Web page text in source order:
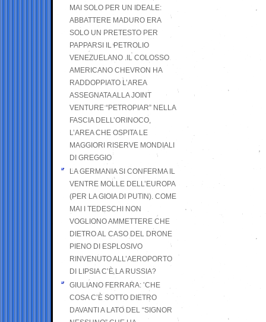
MAI SOLO PER UN IDEALE:
ABBATTERE MADURO ERA
SOLO UN PRETESTO PER
PAPPARSI IL PETROLIO
VENEZUELANO .IL COLOSSO
AMERICANO CHEVRON HA
RADDOPPIATO L’AREA
ASSEGNATA ALLA JOINT
VENTURE “PETROPIAR” NELLA
FASCIA DELL’ORINOCO,
L’AREA CHE OSPITA LE
MAGGIORI RISERVE MONDIALI
DI GREGGIO
LA GERMANIA SI CONFERMA IL
VENTRE MOLLE DELL’EUROPA
(PER LA GIOIA DI PUTIN). COME
MAI I TEDESCHI NON
VOGLIONO AMMETTERE CHE
DIETRO AL CASO DEL DRONE
PIENO DI ESPLOSIVO
RINVENUTO ALL’AEROPORTO
DI LIPSIA C’È LA RUSSIA?
GIULIANO FERRARA: ’CHE
COSA C’È SOTTO DIETRO
DAVANTI A LATO DEL “SIGNOR